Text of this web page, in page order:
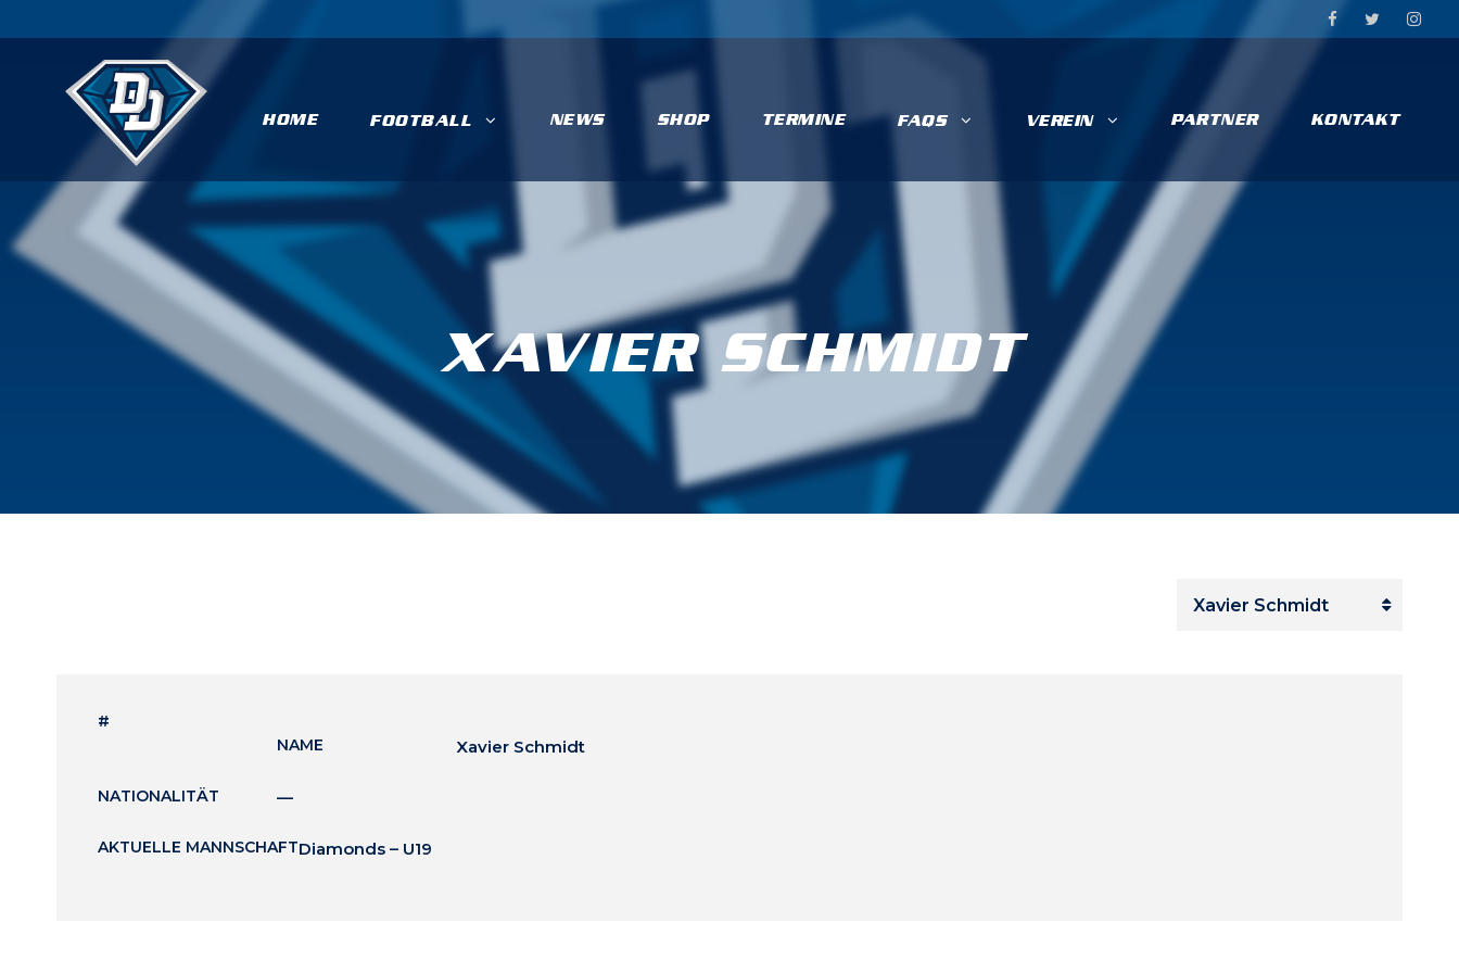
HOME FOOTBALL NEWS SHOP TERMINE FAQS VEREIN PARTNER KONTAKT
XAVIER SCHMIDT
#
NAME
Xavier Schmidt
NATIONALITÄT —
AKTUELLE MANNSCHAFTDiamonds – U19